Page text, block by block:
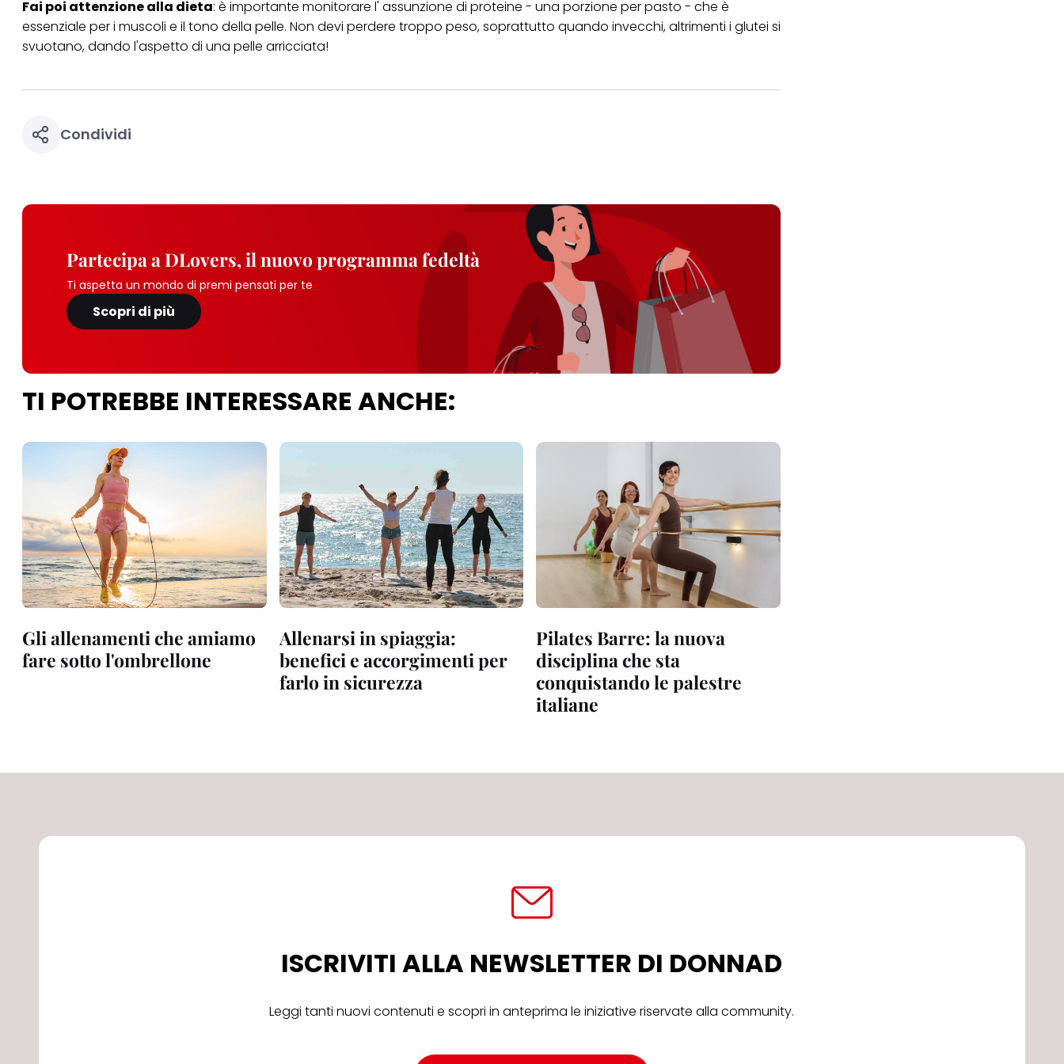
Fai poi attenzione alla dieta: è importante monitorare l' assunzione di proteine - una porzione per pasto - che è
essenziale per i muscoli e il tono della pelle. Non devi perdere troppo peso, soprattutto quando invecchi, altrimenti i glutei si
svuotano, dando l'aspetto di una pelle arricciata!
Condividi
Partecipa a DLovers, il nuovo programma fedeltà
Ti aspetta un mondo di premi pensati per te
Scopri di più
TI POTREBBE INTERESSARE ANCHE:
Gli allenamenti che amiamo
fare sotto l'ombrellone
Allenarsi in spiaggia:
benefici e accorgimenti per
farlo in sicurezza
Pilates Barre: la nuova
disciplina che sta
conquistando le palestre
italiane
ISCRIVITI ALLA NEWSLETTER DI DONNAD
Leggi tanti nuovi contenuti e scopri in anteprima le iniziative riservate alla community.